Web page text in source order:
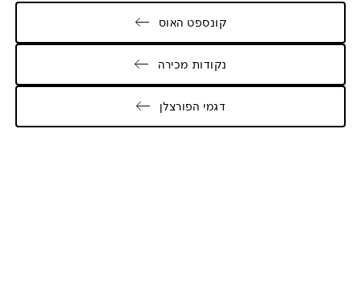
קונספט האוס
נקודות מכירה
דגמי הפורצלן